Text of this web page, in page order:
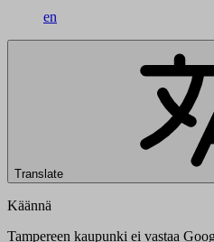
en
Translate
Käännä
Tampereen kaupunki ei vastaa